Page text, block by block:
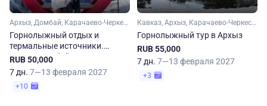
Архыз, Домбай, Карачаево-Черкесия, Кавказ
Горнолыжный отдых и
термальные источники.
Архыз, Домбай
RUB 50,000
7 дн. 7—13 февраля 2027
+10
Кавказ, Архыз, Карачаево-Черкесия
Горнолыжный тур в Архыз
RUB 55,000
7 дн. 7—13 февраля 2027
+3